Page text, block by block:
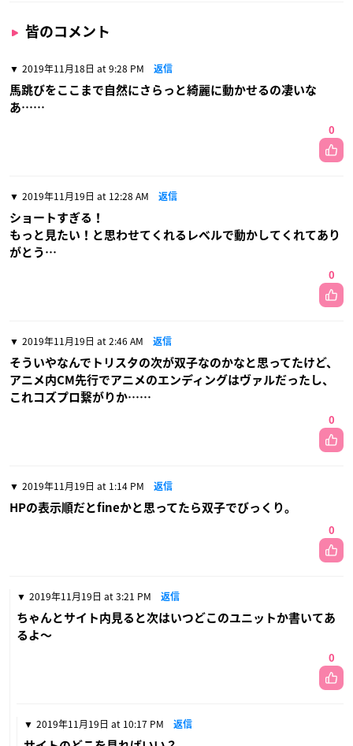
皆のコメント
2019年11月18日 at 9:28 PM 返信
馬跳びをここまで自然にさらっと綺麗に動かせるの凄いな
あ……
0
2019年11月19日 at 12:28 AM 返信
ショートすぎる！
もっと見たい！と思わせてくれるレベルで動かしてくれてあり
がとう…
0
2019年11月19日 at 2:46 AM 返信
そういやなんでトリスタの次が双子なのかなと思ってたけど、
アニメ内CM先行でアニメのエンディングはヴァルだったし、
これコズプロ繋がりか……
0
2019年11月19日 at 1:14 PM 返信
HPの表示順だとfineかと思ってたら双子でびっくり。
0
2019年11月19日 at 3:21 PM 返信
ちゃんとサイト内見ると次はいつどこのユニットか書いてあ
るよ〜
0
2019年11月19日 at 10:17 PM 返信